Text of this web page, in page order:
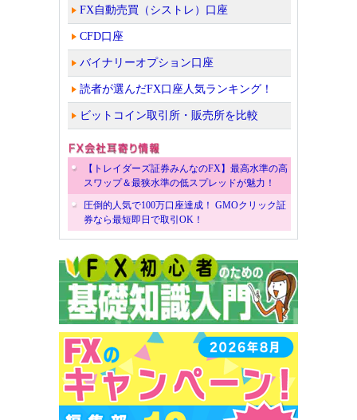
FX自動売買（シストレ）口座
CFD口座
バイナリーオプション口座
読者が選んだFX口座人気ランキング！
ビットコイン取引所・販売所を比較
【トレイダーズ証券みんなのFX】最高水準の高
スワップ＆最狭水準の低スプレッドが魅力！
圧倒的人気で100万口座達成！ GMOクリック証
券なら最短即日で取引OK！